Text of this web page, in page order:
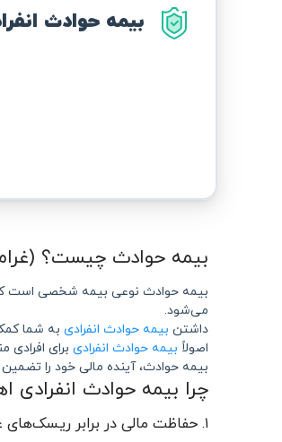
بیمه حوادث
بیمه حوادث چیست؟ (غرامت
بیمه حوادث نوعی بیمه شخصی است
می‌شود.
داشتن بیمه حوادث انفرادی به شما
اصولاً بیمه حوادث انفرادی برای
بیمه حوادث، آینده مالی خود را تضمین
چرا بیمه حوادث انفرادی
۱. حفاظت مالی در برابر ریسک‌های غیرمنتظره